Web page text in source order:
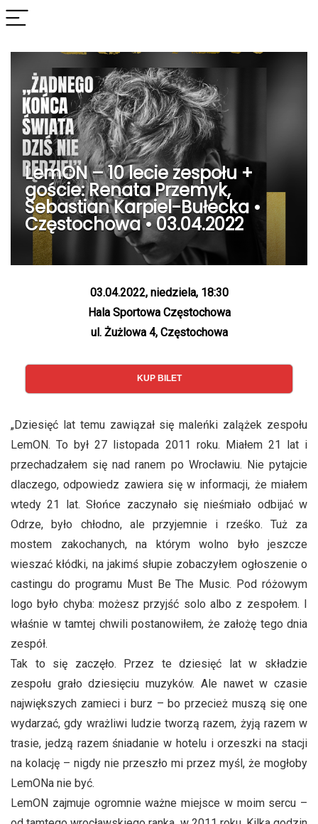
LemON – 10 lecie zespołu +
goście: Renata Przemyk,
Sebastian Karpiel-Bułecka •
Częstochowa • 03.04.2022
03.04.2022, niedziela, 18:30
Hala Sportowa Częstochowa
ul. Żużlowa 4, Częstochowa
KUP BILET
„Dziesięć lat temu zawiązał się maleńki zalążek zespołu
LemON. To był 27 listopada 2011 roku. Miałem 21 lat i
przechadzałem się nad ranem po Wrocławiu. Nie pytajcie
dlaczego, odpowiedz zawiera się w informacji, że miałem
wtedy 21 lat. Słońce zaczynało się nieśmiało odbijać w
Odrze, było chłodno, ale przyjemnie i rześko. Tuż za
mostem zakochanych, na którym wolno było jeszcze
wieszać kłódki, na jakimś słupie zobaczyłem ogłoszenie o
castingu do programu Must Be The Music. Pod różowym
logo było chyba: możesz przyjść solo albo z zespołem. I
właśnie w tamtej chwili postanowiłem, że założę tego dnia
zespół.
Tak to się zaczęło. Przez te dziesięć lat w składzie
zespołu grało dziesięciu muzyków. Ale nawet w czasie
największych zamieci i burz – bo przecież muszą się one
wydarzać, gdy wrażliwi ludzie tworzą razem, żyją razem w
trasie, jedzą razem śniadanie w hotelu i orzeszki na stacji
na kolację – nigdy nie przeszło mi przez myśl, że mogłoby
LemONa nie być.
LemON zajmuje ogromnie ważne miejsce w moim sercu –